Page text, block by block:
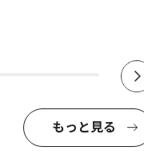
もっと見る